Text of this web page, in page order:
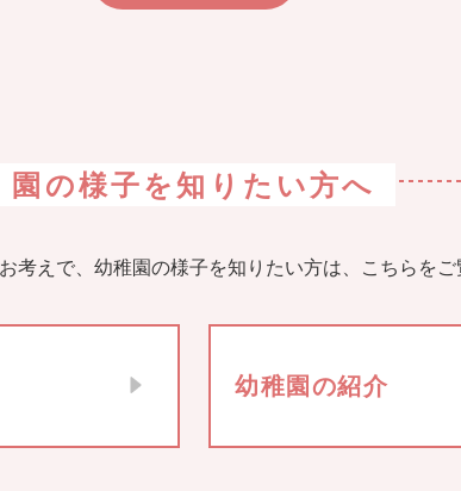
園の様子を知りたい方へ
考えで、幼稚園の様子を知りたい方は、こちらをご
幼稚園の紹介